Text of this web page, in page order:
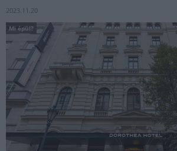
2023.11.20
Mi épül?